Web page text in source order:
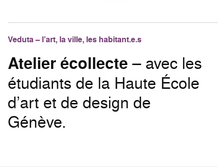
Veduta – l’art, la ville, les habitant.e.s
Atelier écollecte – avec les
étudiants de la Haute École
d’art et de design de
Génève.